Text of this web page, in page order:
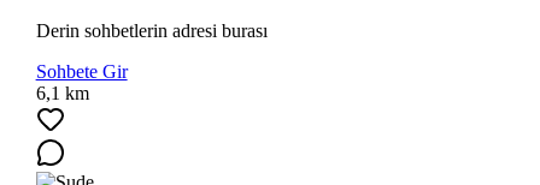
Derin sohbetlerin adresi burası
Sohbete Gir
6,1 km